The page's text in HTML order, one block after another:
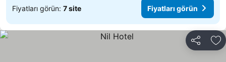
Fiyatları görün: 7 site Fiyatları görün
Paylaş